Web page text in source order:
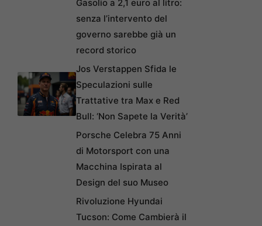
Gasolio a 2,1 euro al litro:
senza l’intervento del
governo sarebbe già un
record storico
Jos Verstappen Sfida le
Speculazioni sulle
Trattative tra Max e Red
Bull: ‘Non Sapete la Verità’
Porsche Celebra 75 Anni
di Motorsport con una
Macchina Ispirata al
Design del suo Museo
Rivoluzione Hyundai
Tucson: Come Cambierà il